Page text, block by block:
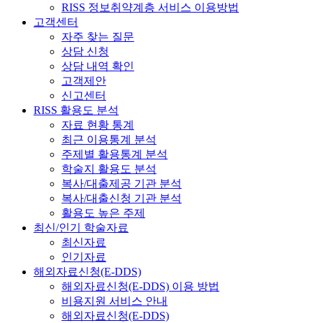
RISS 정보취약계층 서비스 이용방법
고객센터
자주 찾는 질문
상담 신청
상담 내역 확인
고객제안
신고센터
RISS 활용도 분석
자료 현황 통계
최근 이용통계 분석
주제별 활용통계 분석
학술지 활용도 분석
복사/대출제공 기관 분석
복사/대출신청 기관 분석
활용도 높은 주제
최신/인기 학술자료
최신자료
인기자료
해외자료신청(E-DDS)
해외자료신청(E-DDS) 이용 방법
비용지원 서비스 안내
해외자료신청(E-DDS)